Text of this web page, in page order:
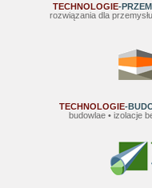
TECHNOLOGIE-
rozwiązania dla
TECHNOLOGIE-
budowlae • izolacje